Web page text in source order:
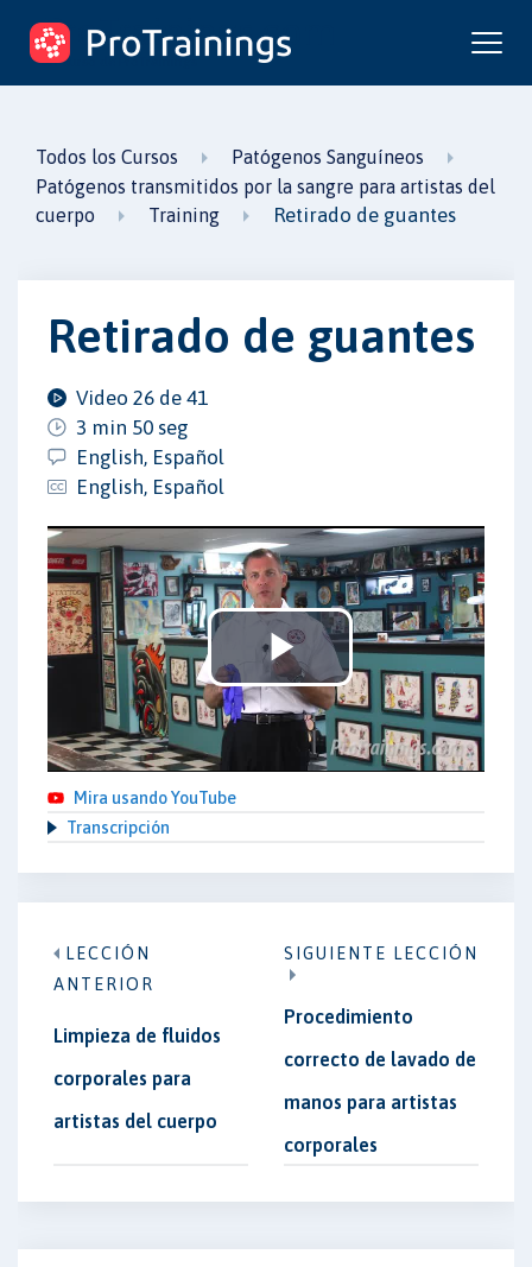
ProTrainings.com
un curso de ProTrainings
Todos los Cursos
Patógenos Sanguíneos
Patógenos transmitidos por la sangre para artistas del
cuerpo
Training Retirado de guantes
Retirado de guantes
Video 26 de 41
3 min 50 seg
English, Español
English, Español
Play
Video
Mira usando YouTube
Transcripción
LECCIÓN
ANTERIOR
Limpieza de fluidos
corporales para
artistas del cuerpo
SIGUIENTE LECCIÓN
Procedimiento
correcto de lavado de
manos para artistas
corporales